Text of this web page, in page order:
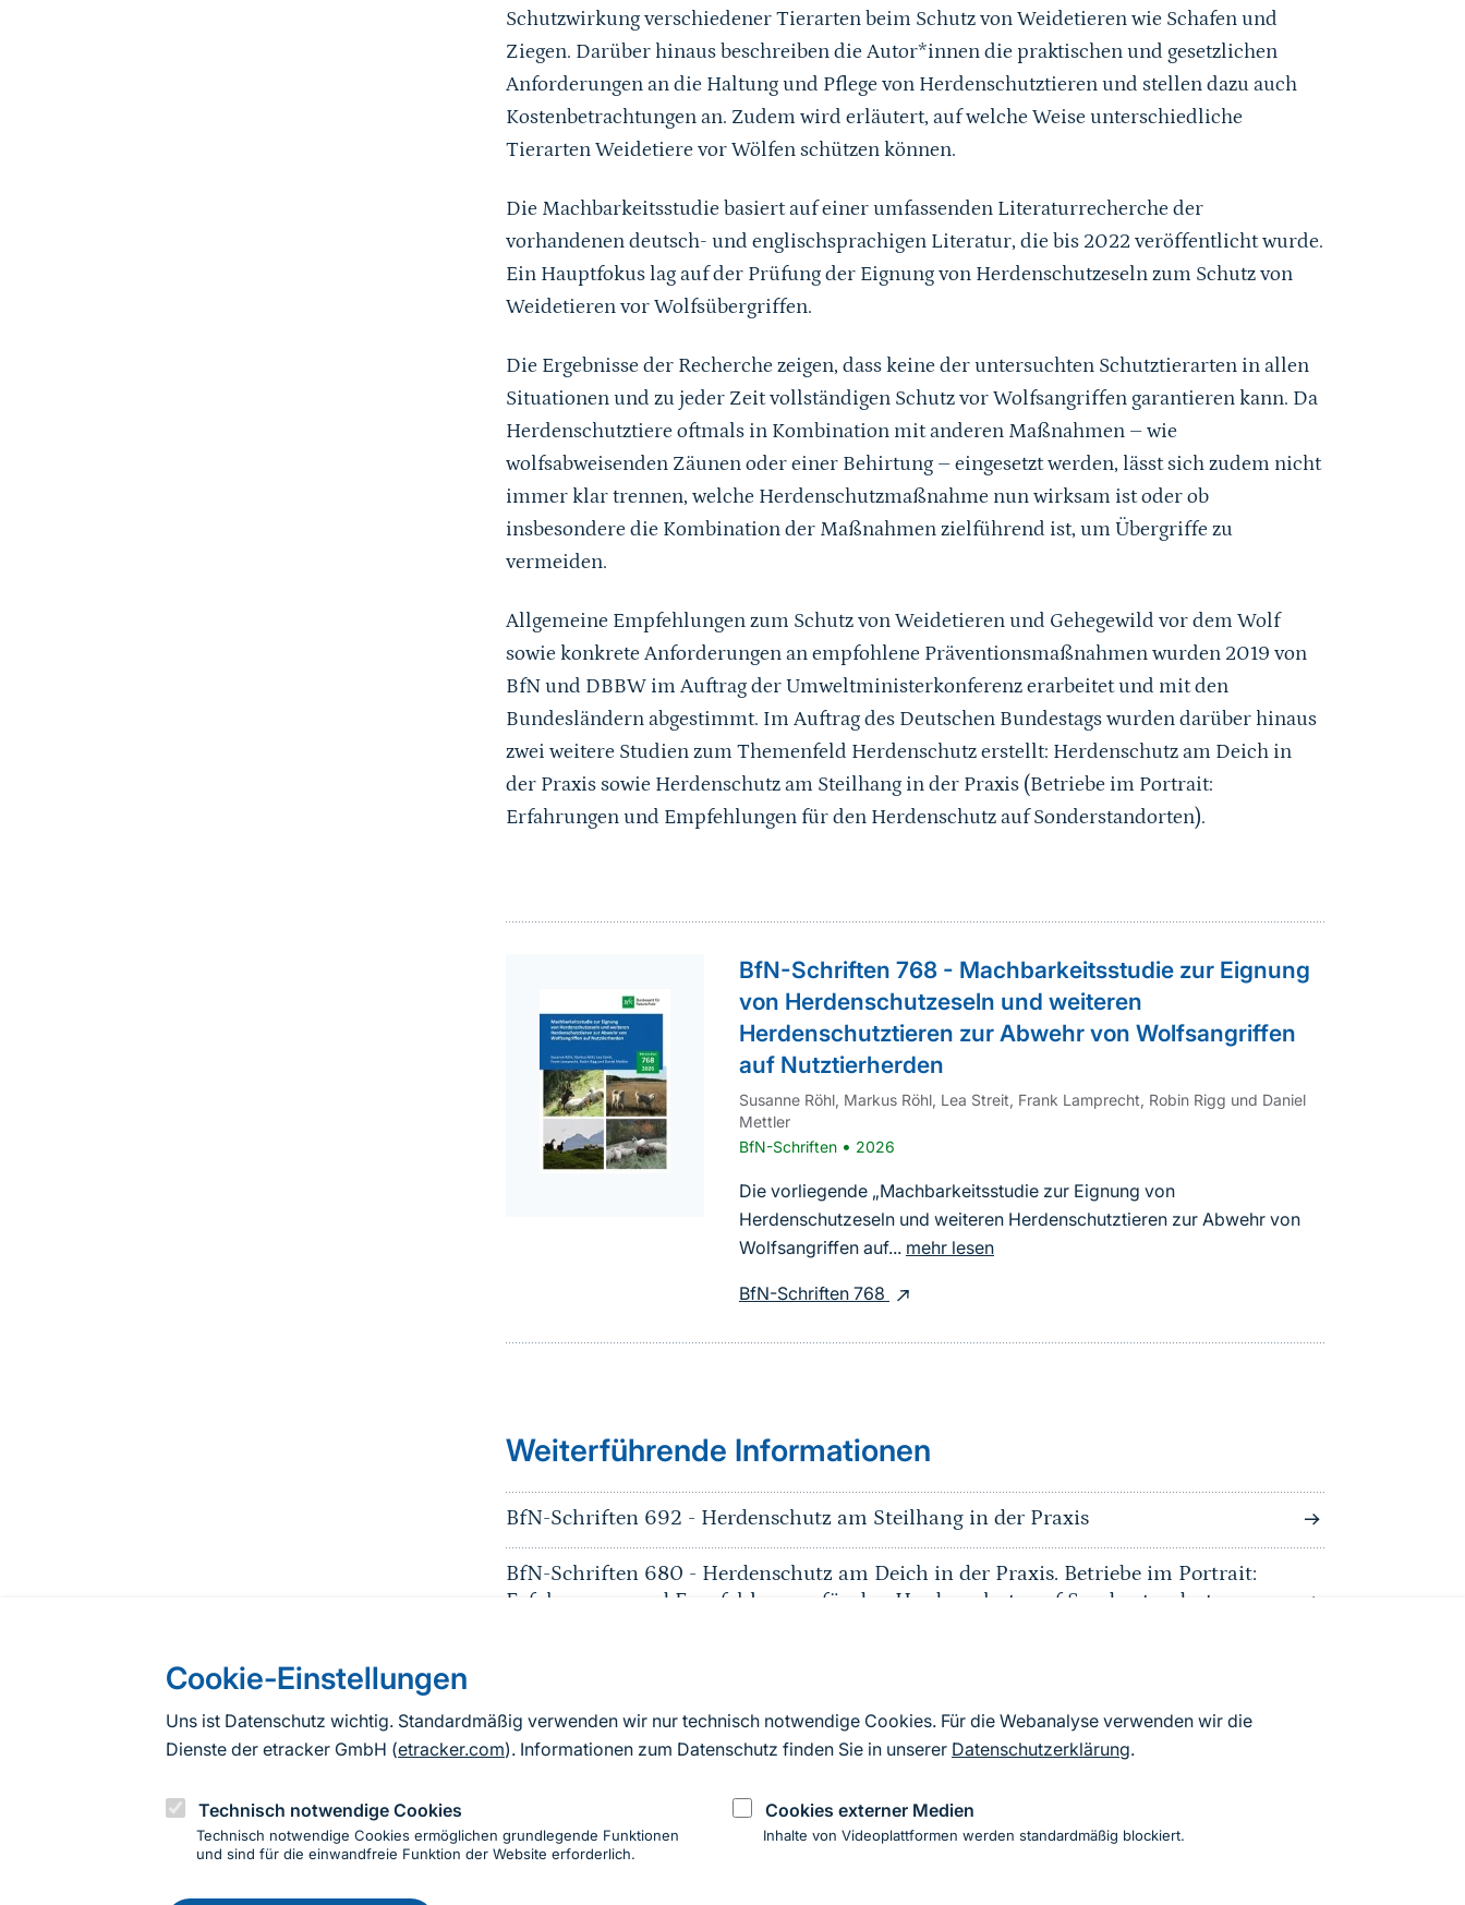
Cookie-Einstellungen
Uns ist Datenschutz wichtig. Standardmäßig verwenden wir nur technisch notwendige Cookies. Für die Webanalyse verwenden wir die
Dienste der etracker GmbH (etracker.com). Informationen zum Datenschutz finden Sie in unserer Datenschutzerklärung.
Technisch notwendige Cookies
Technisch notwendige Cookies ermöglichen grundlegende Funktionen
und sind für die einwandfreie Funktion der Website erforderlich.
Cookies externer Medien
Inhalte von Videoplattformen werden standardmäßig blockiert.
Einwilligung
Schutzwirkung verschiedener Tierarten beim Schutz von Weidetieren wie Schafen und
Ziegen. Darüber hinaus beschreiben die Autor*innen die praktischen und gesetzlichen
Anforderungen an die Haltung und Pflege von Herdenschutztieren und stellen dazu auch
Kostenbetrachtungen an. Zudem wird erläutert, auf welche Weise unterschiedliche
Tierarten Weidetiere vor Wölfen schützen können.
Die Machbarkeitsstudie basiert auf einer umfassenden Literaturrecherche der
vorhandenen deutsch- und englischsprachigen Literatur, die bis 2022 veröffentlicht wurde.
Ein Hauptfokus lag auf der Prüfung der Eignung von Herdenschutzeseln zum Schutz von
Weidetieren vor Wolfsübergriffen.
Die Ergebnisse der Recherche zeigen, dass keine der untersuchten Schutztierarten in allen
Situationen und zu jeder Zeit vollständigen Schutz vor Wolfsangriffen garantieren kann. Da
Herdenschutztiere oftmals in Kombination mit anderen Maßnahmen – wie
wolfsabweisenden Zäunen oder einer Behirtung – eingesetzt werden, lässt sich zudem nicht
immer klar trennen, welche Herdenschutzmaßnahme nun wirksam ist oder ob
insbesondere die Kombination der Maßnahmen zielführend ist, um Übergriffe zu
vermeiden.
Allgemeine Empfehlungen zum Schutz von Weidetieren und Gehegewild vor dem Wolf
sowie konkrete Anforderungen an empfohlene Präventionsmaßnahmen wurden 2019 von
BfN und DBBW im Auftrag der Umweltministerkonferenz erarbeitet und mit den
Bundesländern abgestimmt. Im Auftrag des Deutschen Bundestags wurden darüber hinaus
zwei weitere Studien zum Themenfeld Herdenschutz erstellt: Herdenschutz am Deich in
der Praxis sowie Herdenschutz am Steilhang in der Praxis (Betriebe im Portrait:
Erfahrungen und Empfehlungen für den Herdenschutz auf Sonderstandorten).
BfN-Schriften 768 - Machbarkeitsstudie zur Eignung
von Herdenschutzeseln und weiteren
Herdenschutztieren zur Abwehr von Wolfsangriffen
auf Nutztierherden
Susanne Röhl, Markus Röhl, Lea Streit, Frank Lamprecht, Robin Rigg und Daniel
Mettler
BfN-Schriften • 2026
Die vorliegende „Machbarkeitsstudie zur Eignung von
Herdenschutzeseln und weiteren Herdenschutztieren zur Abwehr von
Wolfsangriffen auf... mehr lesen
BfN-Schriften 768
Weiterführende Informationen
BfN-Schriften 692 - Herdenschutz am Steilhang in der Praxis
BfN-Schriften 680 - Herdenschutz am Deich in der Praxis. Betriebe im Portrait:
Erfahrungen und Empfehlungen für den Herdenschutz auf Sonderstandorten
Präventionsmaßnahmen
Häufig gefragt: Wolf
Dokumentations- und Beratungsstelle des Bundes zum Thema Wolf (DBBW)